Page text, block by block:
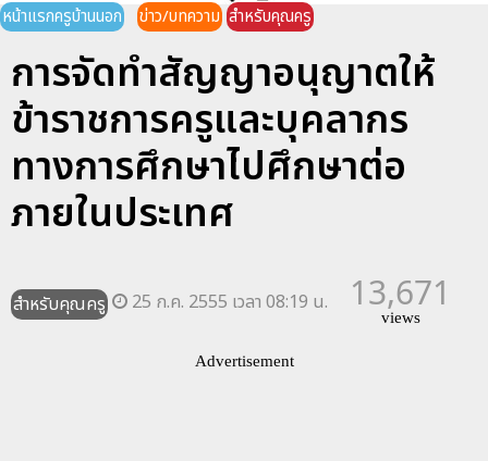
หน้าแรกครูบ้านนอก ข่าว/บทความ สำหรับคุณครู
การจัดทำสัญญาอนุญาตให้
ข้าราชการครูและบุคลากร
ทางการศึกษาไปศึกษาต่อ
ภายในประเทศ
สำหรับคุณครู 25 ก.ค. 2555 เวลา 08:19 น. 13,671
views
Advertisement